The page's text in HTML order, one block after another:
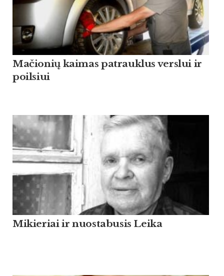
Mačionių kaimas patrauklus verslui ir
poilsiui
Mikieriai ir nuostabusis Leika